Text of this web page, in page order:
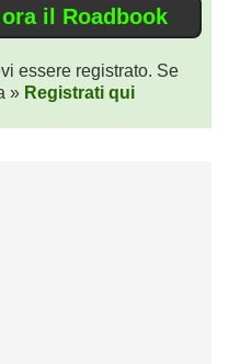
essere registrato. Se
» Registrati qui